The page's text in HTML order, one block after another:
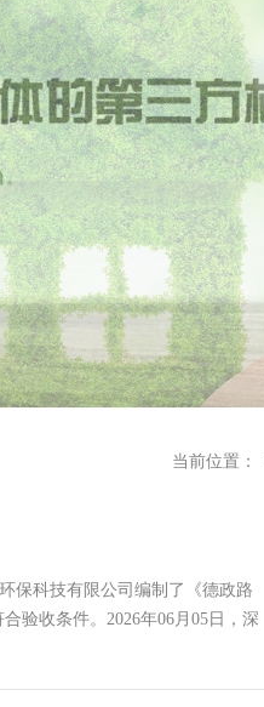
当前位置：
保科技有限公司编制了《德政路
验收条件。2026年06月05日，深